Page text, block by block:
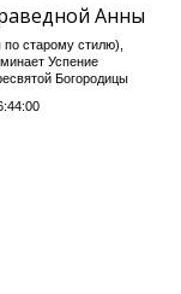
Анны
старому стилю),
Успение
Богородицы